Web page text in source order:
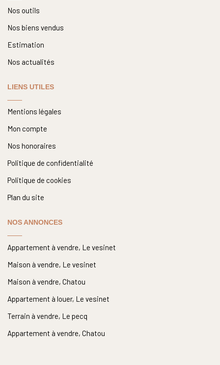
Nos outils
Nos biens vendus
Estimation
Nos actualités
LIENS UTILES
Mentions légales
Mon compte
Nos honoraires
Politique de confidentialité
Politique de cookies
Plan du site
NOS ANNONCES
Appartement à vendre, Le vesinet
Maison à vendre, Le vesinet
Maison à vendre, Chatou
Appartement à louer, Le vesinet
Terrain à vendre, Le pecq
Appartement à vendre, Chatou